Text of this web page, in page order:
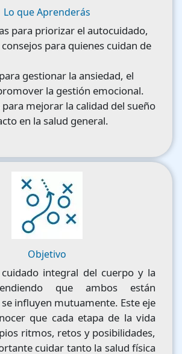
Lo que Aprenderás
para priorizar el autocuidado,
para quienes cuidan de
gestionar la ansiedad, el
la gestión emocional.
para mejorar la calidad del sueño
en la salud general.
Objetivo
integral del cuerpo y la
que ambos están
influyen mutuamente. Este eje
que cada etapa de la vida
ritmos, retos y posibilidades,
cuidar tanto la salud física